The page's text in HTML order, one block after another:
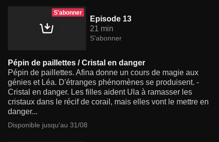
S'abonner
Episode 13
21 min
S'abonner
Pépin de paillettes / Cristal en danger
Pépin de paillettes. Afina donne un cours de magie aux
génies et Léa. D'étranges phénomènes se produisent. -
Cristal en danger. Les filles aident Ula à ramasser les
cristaux dans le récif de corail, mais elles vont le mettre en
danger...
Disponible jusqu'au 31/08